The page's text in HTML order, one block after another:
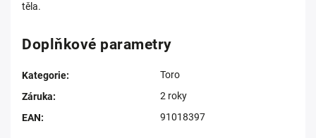
těla.
Doplňkové parametry
Kategorie:
Toro
Záruka:
2 roky
EAN: 91018397